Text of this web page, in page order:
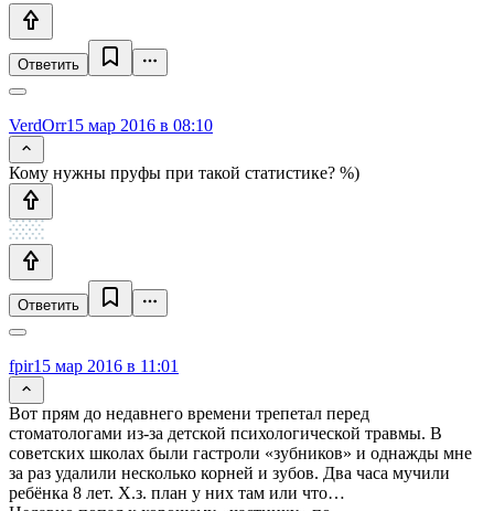
Ответить
VerdOrr15 мар 2016 в 08:10
Кому нужны пруфы при такой статистике? %)
Ответить
fpir15 мар 2016 в 11:01
Вот прям до недавнего времени трепетал перед
стоматологами из-за детской психологической травмы. В
советских школах были гастроли «зубников» и однажды мне
за раз удалили несколько корней и зубов. Два часа мучили
ребёнка 8 лет. Х.з. план у них там или что…